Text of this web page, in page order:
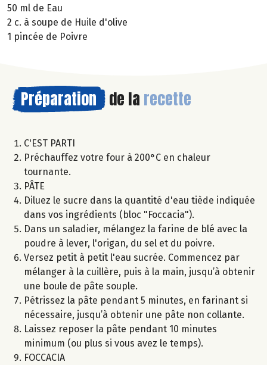
50 ml de Eau
2 c. à soupe de Huile d'olive
1 pincée de Poivre
Préparation de la recette
C'EST PARTI
Préchauffez votre four à 200°C en chaleur
tournante.
PÂTE
Diluez le sucre dans la quantité d'eau tiède indiquée
dans vos ingrédients (bloc "Foccacia").
Dans un saladier, mélangez la farine de blé avec la
poudre à lever, l'origan, du sel et du poivre.
Versez petit à petit l'eau sucrée. Commencez par
mélanger à la cuillère, puis à la main, jusqu’à obtenir
une boule de pâte souple.
Pétrissez la pâte pendant 5 minutes, en farinant si
nécessaire, jusqu’à obtenir une pâte non collante.
Laissez reposer la pâte pendant 10 minutes
minimum (ou plus si vous avez le temps).
FOCCACIA